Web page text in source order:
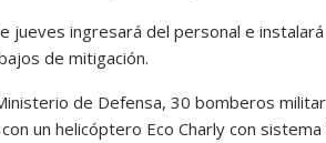
jueves ingresará del personal e
de mitigación.
de Defensa, 30 bomberos
un helicóptero Eco Charly con sistema